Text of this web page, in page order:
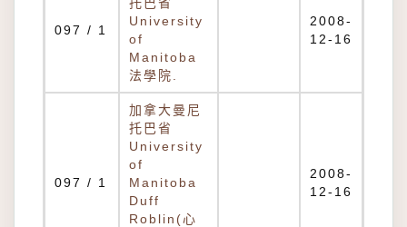
097 / 1
University
of
Manitoba
法學院.
2008-
12-16
097 / 1
加拿大曼尼
托巴省
University
of
Manitoba
Duff
Roblin(心
2008-
12-16